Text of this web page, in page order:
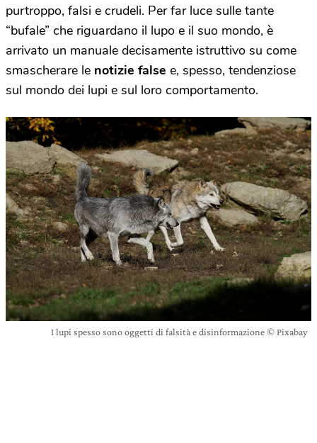
purtroppo, falsi e crudeli. Per far luce sulle tante
“bufale” che riguardano il lupo e il suo mondo, è
arrivato un manuale decisamente istruttivo su come
smascherare le notizie false e, spesso, tendenziose
sul mondo dei lupi e sul loro comportamento.
I lupi spesso sono oggetti di falsità e disinformazione © Pixabay